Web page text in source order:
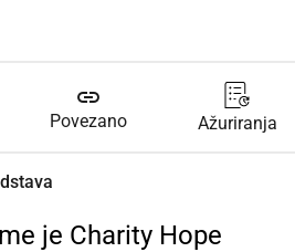
link
Povezano Ažuriranja
je Charity Hope